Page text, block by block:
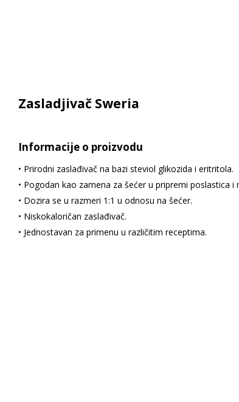
Zasladjivač Sweria
Informacije o proizvodu
• Prirodni zaslađivač na bazi steviol glikozida i eritritola.
• Pogodan kao zamena za šećer u pripremi poslastica i
• Dozira se u razmeri 1:1 u odnosu na šećer.
• Niskokaloričan zaslađivač.
• Jednostavan za primenu u različitim receptima.